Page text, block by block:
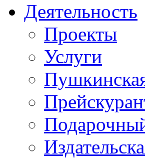
Деятельность
Проекты
Услуги